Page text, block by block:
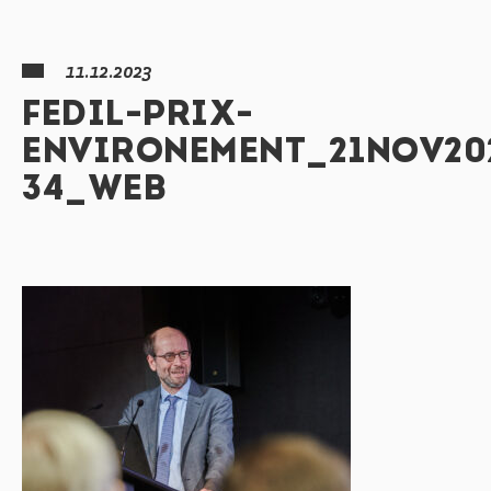
11.12.2023
FEDIL-PRIX-
34_WEB